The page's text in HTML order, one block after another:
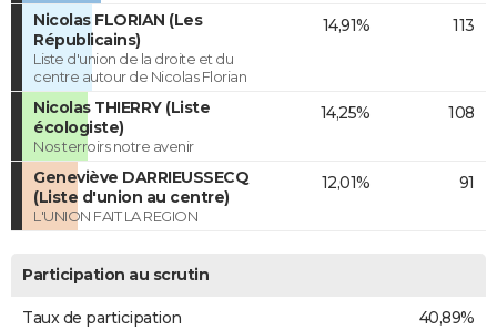
Nicolas FLORIAN (Les
Républicains)
Liste d'union de la droite et du
centre autour de Nicolas Florian
14,91% 113
Nicolas THIERRY (Liste
écologiste)
Nos terroirs notre avenir
14,25% 108
Geneviève DARRIEUSSECQ
(Liste d'union au centre)
L'UNION FAIT LA REGION
12,01% 91
Participation au scrutin
Taux de participation 40,89%